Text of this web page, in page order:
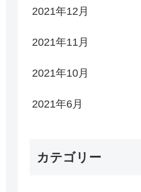
2021年12月
2021年11月
2021年10月
2021年6月
カテゴリー